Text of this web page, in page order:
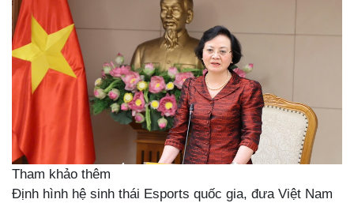
Tham khảo thêm
Định hình hệ sinh thái Esports quốc gia, đưa Việt Nam